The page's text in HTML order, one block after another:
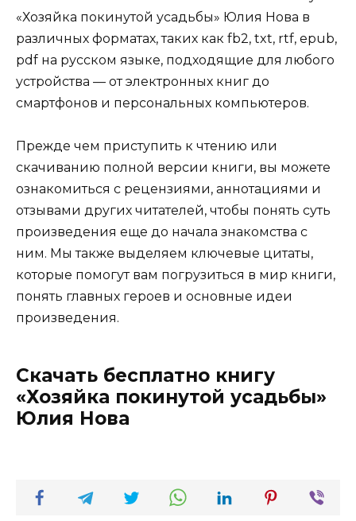
«Хозяйка покинутой усадьбы» Юлия Нова в
различных форматах, таких как fb2, txt, rtf, epub,
pdf на русском языке, подходящие для любого
устройства — от электронных книг до
смартфонов и персональных компьютеров.
Прежде чем приступить к чтению или
скачиванию полной версии книги, вы можете
ознакомиться с рецензиями, аннотациями и
отзывами других читателей, чтобы понять суть
произведения еще до начала знакомства с
ним. Мы также выделяем ключевые цитаты,
которые помогут вам погрузиться в мир книги,
понять главных героев и основные идеи
произведения.
Скачать бесплатно книгу
«Хозяйка покинутой усадьбы»
Юлия Нова